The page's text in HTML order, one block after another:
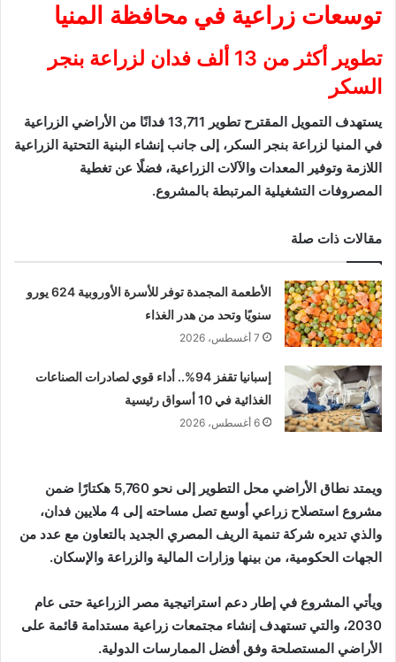
توسعات زراعية في محافظة المنيا
تطوير أكثر من 13 ألف فدان لزراعة بنجر
السكر
يستهدف التمويل المقترح تطوير 13,711 فدانًا من الأراضي الزراعية
في المنيا لزراعة بنجر السكر، إلى جانب إنشاء البنية التحتية الزراعية
اللازمة وتوفير المعدات والآلات الزراعية، فضلًا عن تغطية
المصروفات التشغيلية المرتبطة بالمشروع.
مقالات ذات صلة
الأطعمة المجمدة توفر للأسرة الأوروبية 624 يورو
سنويًا وتحد من هدر الغذاء
7 أغسطس، 2026
إسبانيا تقفز 94%.. أداء قوي لصادرات الصناعات
الغذائية في 10 أسواق رئيسية
6 أغسطس، 2026
ويمتد نطاق الأراضي محل التطوير إلى نحو 5,760 هكتارًا ضمن
مشروع استصلاح زراعي أوسع تصل مساحته إلى 4 ملايين فدان،
والذي تديره شركة تنمية الريف المصري الجديد بالتعاون مع عدد من
الجهات الحكومية، من بينها وزارات المالية والزراعة والإسكان.
ويأتي المشروع في إطار دعم استراتيجية مصر الزراعية حتى عام
2030، والتي تستهدف إنشاء مجتمعات زراعية مستدامة قائمة على
الأراضي المستصلحة وفق أفضل الممارسات الدولية.